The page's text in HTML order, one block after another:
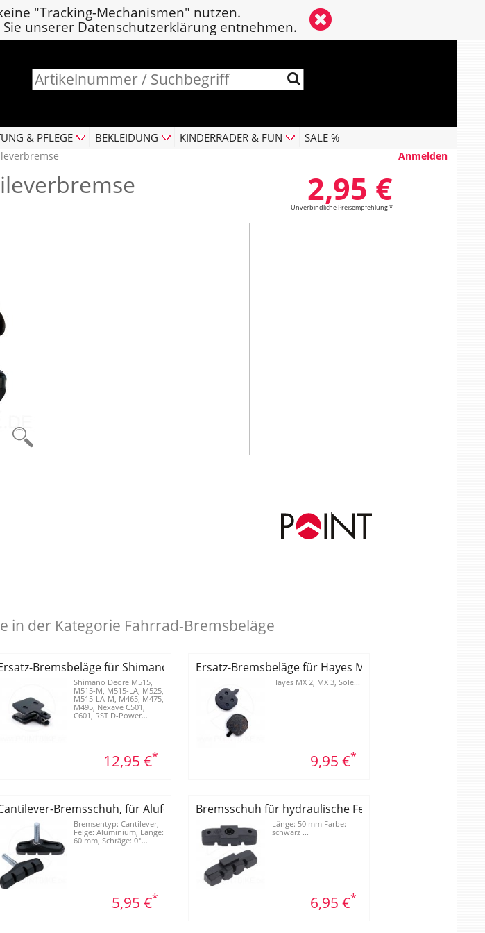
"Tracking-Mechanismen" nutzen.
unserer Datenschutzerklärungentnehmen.
& PFLEGE BEKLEIDUNG KINDERRÄDER & FUN SALE %
Anmelden
2,95 €
Unverbindliche Preisempfehlung *
in der Kategorie Fahrrad-Bremsbeläge
Bremsbeläge für Shimano Deore M515, M495 und kompatible
Shimano Deore M515,
M515-M, M515-LA, M525,
M515-LA-M, M465, M475,
M495, Nexave C501,
C601, RST D-Power...
12,95 €*
Ersatz-Bremsbeläge für Hayes MX 2, MX 3 und Sole
Hayes MX 2, MX 3, Sole...
9,95 €*
Bremsschuh, für Alufelgen, 2 Paar auf Karte
Bremsentyp: Cantilever,
Felge: Aluminium, Länge:
60 mm, Schräge: 0°...
5,95 €*
Bremsschuh für hydraulische Felgenbremse
Länge: 50 mm Farbe:
schwarz ...
6,95 €*